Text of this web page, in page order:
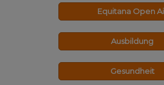
Equitana Open
Ausbildung
Gesundheit